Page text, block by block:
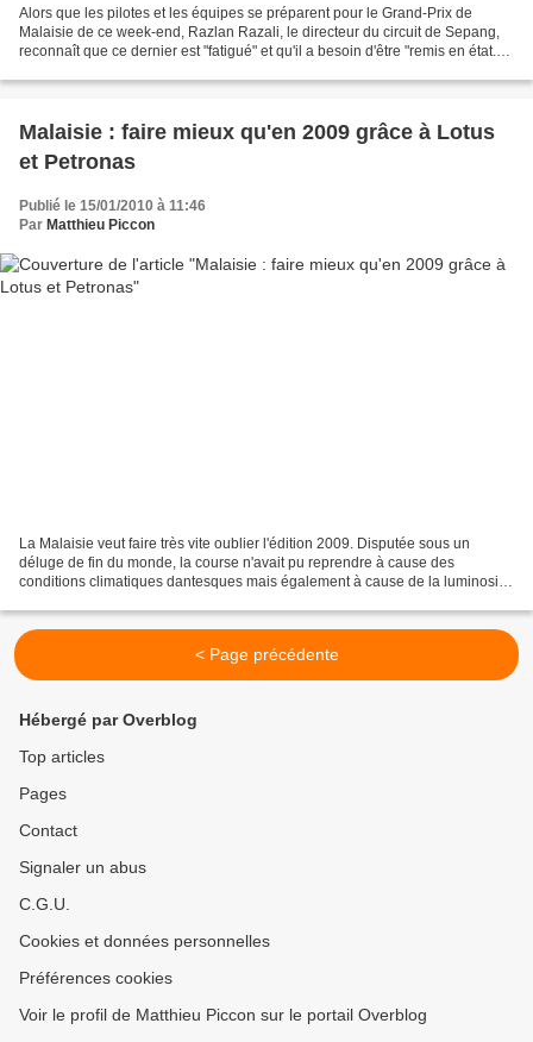
Alors que les pilotes et les équipes se préparent pour le Grand-Prix de
Malaisie de ce week-end, Razlan Razali, le directeur du circuit de Sepang,
reconnaît que ce dernier est "fatigué" et qu'il a besoin d'être "remis en état."
Malaisie : faire mieux qu'en 2009 grâce à Lotus
et Petronas
Publié le 15/01/2010 à 11:46
Par Matthieu Piccon
La Malaisie veut faire très vite oublier l'édition 2009. Disputée sous un
déluge de fin du monde, la course n'avait pu reprendre à cause des
conditions climatiques dantesques mais également à cause de la luminosité
< Page précédente
Hébergé par Overblog
Top articles
Pages
Contact
Signaler un abus
C.G.U.
Cookies et données personnelles
Préférences cookies
Voir le profil de Matthieu Piccon sur le portail Overblog